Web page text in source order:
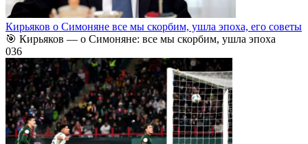
Кирьяков о Симоняне все мы скорбим, ушла эпоха, его советы
🎯 Кирьяков — о Симоняне: все мы скорбим, ушла эпоха
036